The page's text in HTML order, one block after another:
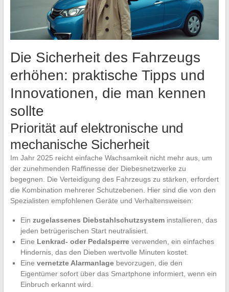
Die Sicherheit des Fahrzeugs
erhöhen: praktische Tipps und
Innovationen, die man kennen
sollte
Priorität auf elektronische und
mechanische Sicherheit
Im Jahr 2025 reicht einfache Wachsamkeit nicht mehr aus, um
der zunehmenden Raffinesse der Diebesnetzwerke zu
begegnen. Die Verteidigung des Fahrzeugs zu stärken, erfordert
die Kombination mehrerer Schutzebenen. Hier sind die von den
Spezialisten empfohlenen Geräte und Verhaltensweisen:
Ein zugelassenes Diebstahlschutzsysteminstallieren, das
jeden betrügerischen Start neutralisiert.
Eine Lenkrad- oder Pedalsperreverwenden, ein einfaches
Hindernis, das den Dieben wertvolle Minuten kostet.
Eine vernetzte Alarmanlagebevorzugen, die den
Eigentümer sofort über das Smartphone informiert, wenn ein
Einbruch erkannt wird.